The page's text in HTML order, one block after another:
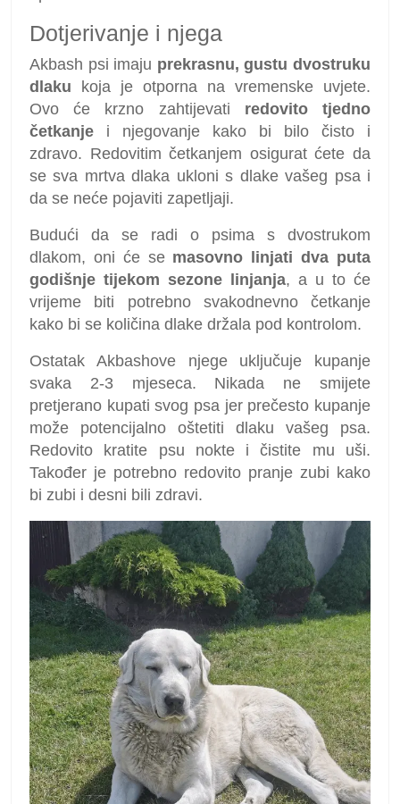
Dotjerivanje i njega
Akbash psi imaju prekrasnu, gustu dvostruku
dlaku koja je otporna na vremenske uvjete.
Ovo će krzno zahtijevati redovito tjedno
četkanje i njegovanje kako bi bilo čisto i
zdravo. Redovitim četkanjem osigurat ćete da
se sva mrtva dlaka ukloni s dlake vašeg psa i
da se neće pojaviti zapetljaji.
Budući da se radi o psima s dvostrukom
dlakom, oni će se masovno linjati dva puta
godišnje tijekom sezone linjanja, a u to će
vrijeme biti potrebno svakodnevno četkanje
kako bi se količina dlake držala pod kontrolom.
Ostatak Akbashove njege uključuje kupanje
svaka 2-3 mjeseca. Nikada ne smijete
pretjerano kupati svog psa jer prečesto kupanje
može potencijalno oštetiti dlaku vašeg psa.
Redovito kratite psu nokte i čistite mu uši.
Također je potrebno redovito pranje zubi kako
bi zubi i desni bili zdravi.